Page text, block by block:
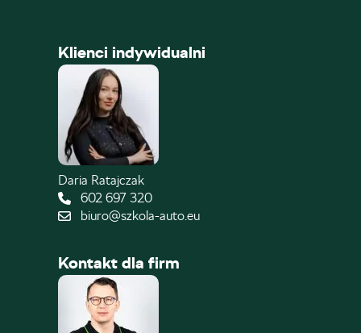
Klienci indywidualni
Daria Ratajczak
602 697 320
biuro@szkola-auto.eu
Kontakt dla firm